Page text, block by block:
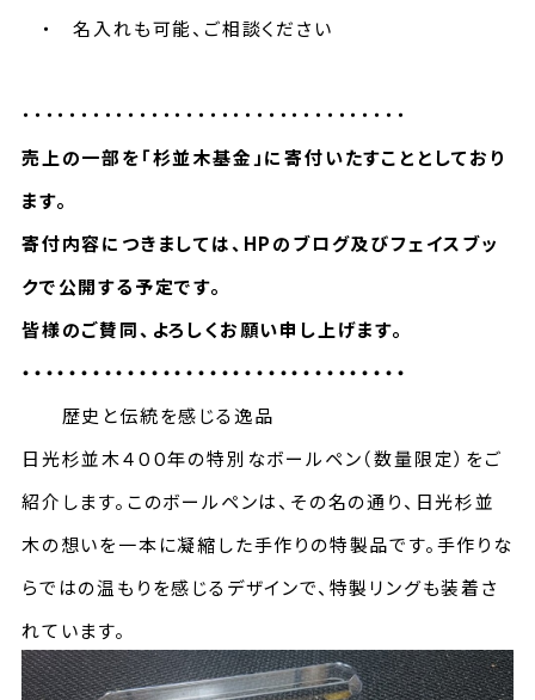
・ 名入れも可能、ご相談ください
・・・・・・・・・・・・・・・・・・・・・・・・・・・・・・・・・
売上の一部を「杉並木基金」に寄付いたすこととしており
ます。
寄付内容につきましては、HPのブログ及びフェイスブッ
クで公開する予定です。
皆様のご賛同、よろしくお願い申し上げます。
・・・・・・・・・・・・・・・・・・・・・・・・・・・・・・・・・
歴史と伝統を感じる逸品
日光杉並木４００年の特別なボールペン（数量限定）をご
紹介します。このボールペンは、その名の通り、日光杉並
木の想いを一本に凝縮した手作りの特製品です。手作りな
らではの温もりを感じるデザインで、特製リングも装着さ
れています。